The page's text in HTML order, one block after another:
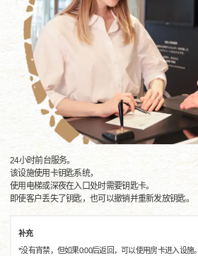
24小时前台服务。
该设施使用卡钥匙系统，
使用电梯或深夜在入口处时需要钥匙卡。
即使客户丢失了钥匙，也可以撤销并重新发放钥匙。
补充
*没有宵禁，但如果0:00后返回，可以使用房卡进入设施。